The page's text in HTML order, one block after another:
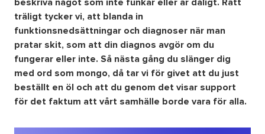
Om oss
Nyheter
Ordlista
FAQ
beskriva något som inte funkar eller är dåligt. Rätt
träligt tycker vi, att blanda in
funktionsnedsättningar och diagnoser när man
pratar skit, som att din diagnos avgör om du
fungerar eller inte. Så nästa gång du slänger dig
med ord som mongo, då tar vi för givet att du just
beställt en öl och att du genom det visar support
för det faktum att vårt samhälle borde vara för alla.